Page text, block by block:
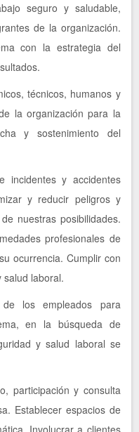
seguro y saludable,
de la organización.
con la estrategia del
técnicos, humanos y
la organización para la
y sostenimiento del
y accidentes
y reducir peligros y
nuestras posibilidades.
profesionales de
ocurrencia. Cumplir con
salud laboral.
los empleados para
en la búsqueda de
y salud laboral se
y consulta
Establecer espacios de